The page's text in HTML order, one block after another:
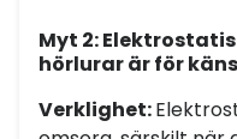
Myt 2:
hörlurar är för
Verklighet: